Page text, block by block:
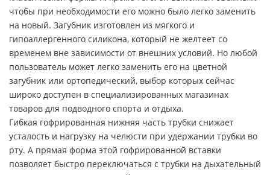
чтобы при необходимости его можно было легко заменить
на новый. Загубник изготовлен из мягкого и
гипоаллергенного силикона, который не желтеет со
временем вне зависимости от внешних условий. Но любой
пользователь может легко заменить его на цветной
загубник или ортопедический, выбор которых сейчас
широко доступен в специализированных магазинах
товаров для подводного спорта и отдыха.
Гибкая гофрированная нижняя часть трубки снижает
усталость и нагрузку на челюсти при удержании трубки во
рту. А прямая форма этой гофрированной вставки
позволяет быстро переключаться с трубки на дыхательный